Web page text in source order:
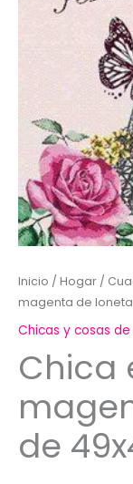
Inicio / Hogar /
magenta de
Chicas y cosas de
Chica
de